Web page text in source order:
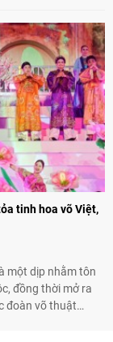
Thương mại
Kỳ - Việt Nam",
hóa nông nghiệp
tinh hoa võ Việt,
một dịp nhằm tôn
đồng thời mở ra
đoàn võ thuật